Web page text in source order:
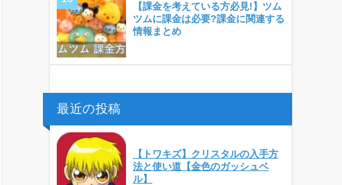
【課金を考えている方必見!】ツム
ツムに課金は必要?課金に関連する
情報まとめ
最近の投稿
【トワキズ】クリスタルの入手方
法と使い道【金色のガッシュベ
ル】